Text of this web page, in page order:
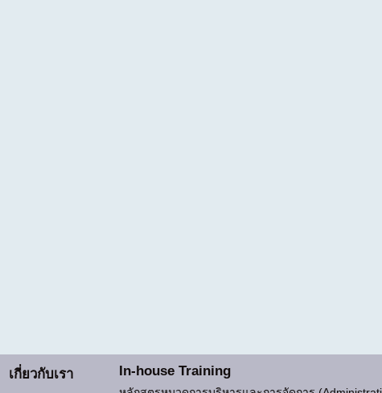
เกี่ยวกับเรา In-house Training